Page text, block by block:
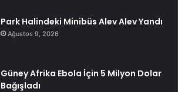
Park Halindeki Minibüs Alev Alev Yandı
Ağustos 9, 2026
Güney Afrika Ebola İçin 5 Milyon Dolar
Bağışladı